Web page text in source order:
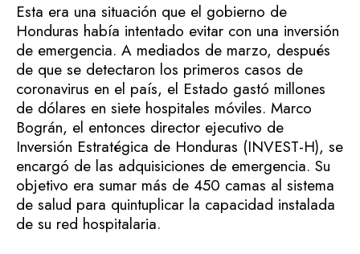
Esta era una situación que el gobierno de
Honduras había intentado evitar con una inversión
de emergencia. A mediados de marzo, después
de que se detectaron los primeros casos de
coronavirus en el país, el Estado gastó millones
de dólares en siete hospitales móviles. Marco
Bográn, el entonces director ejecutivo de
Inversión Estratégica de Honduras (INVEST-H), se
encargó de las adquisiciones de emergencia. Su
objetivo era sumar más de 450 camas al sistema
de salud para quintuplicar la capacidad instalada
de su red hospitalaria.